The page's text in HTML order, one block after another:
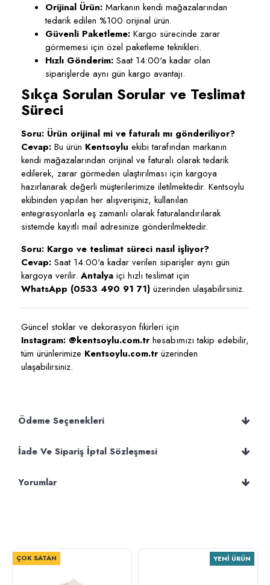
Orijinal Ürün: Markanın kendi mağazalarından
tedarik edilen %100 orijinal ürün.
Güvenli Paketleme: Kargo sürecinde zarar
görmemesi için özel paketleme teknikleri.
Hızlı Gönderim: Saat 14:00'a kadar olan
siparişlerde aynı gün kargo avantajı.
Sıkça Sorulan Sorular ve Teslimat
Süreci
Soru: Ürün orijinal mi ve faturalı mı gönderiliyor?
Cevap: Bu ürün Kentsoylu ekibi tarafından markanın
kendi mağazalarından orijinal ve faturalı olarak tedarik
edilerek, zarar görmeden ulaştırılması için kargoya
hazırlanarak değerli müşterilerimize iletilmektedir. Kentsoylu
ekibinden yapılan her alışverişiniz, kullanılan
entegrasyonlarla eş zamanlı olarak faturalandırılarak
sistemde kayıtlı mail adresinize gönderilmektedir.
Soru: Kargo ve teslimat süreci nasıl işliyor?
Cevap: Saat 14:00'a kadar verilen siparişler aynı gün
kargoya verilir. Antalya içi hızlı teslimat için
WhatsApp (0533 490 91 71) üzerinden ulaşabilirsiniz.
Güncel stoklar ve dekorasyon fikirleri için
Instagram: @kentsoylu.com.trhesabımızı takip edebilir,
tüm ürünlerimize Kentsoylu.com.trüzerinden
ulaşabilirsiniz.
Ödeme Seçenekleri
İade Ve Sipariş İptal Sözleşmesi
Yorumlar
ÇOK SATAN YENI ÜRÜN